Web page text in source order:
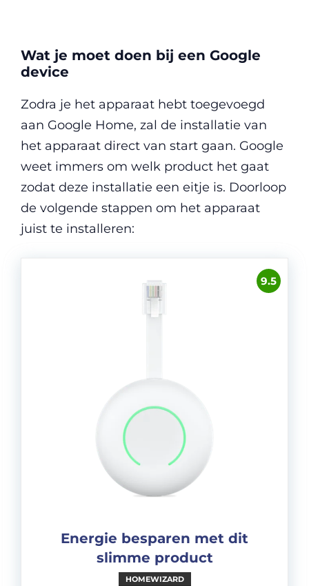
Wat je moet doen bij een Google
device
Zodra je het apparaat hebt toegevoegd
aan Google Home, zal de installatie van
het apparaat direct van start gaan. Google
weet immers om welk product het gaat
zodat deze installatie een eitje is. Doorloop
de volgende stappen om het apparaat
juist te installeren:
9.5
Energie besparen met dit
slimme product
HOMEWIZARD